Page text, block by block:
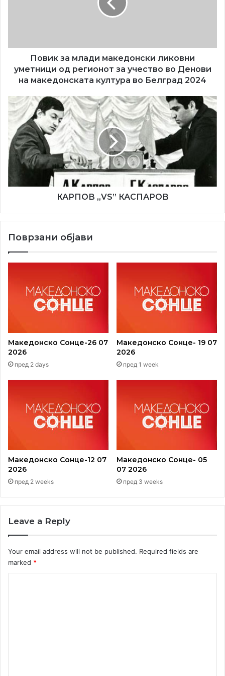
за
учество
во
Денови
македонската
култура
Белград
2024
Повик за млади македонски ликовни
уметници од регионот за учество во Денови
на македонската култура во Белград 2024
КАРПОВ
„VS”
КАСПАРОВ
КАРПОВ „VS” КАСПАРОВ
Поврзани објави
Македонско Сонце-26 07
2026
пред 2 days
Македонско Сонце- 19 07
2026
пред 1 week
Македонско Сонце-12 07
2026
пред 2 weeks
Македонско Сонце- 05
07 2026
пред 3 weeks
Leave a Reply
Your email address will not be published. Required fields are
marked *